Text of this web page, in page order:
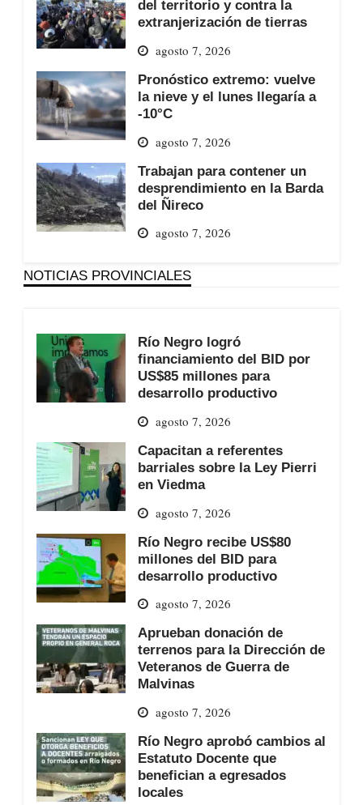
del territorio y contra la
extranjerización de tierras
agosto 7, 2026
Pronóstico extremo: vuelve
la nieve y el lunes llegaría a
-10°C
agosto 7, 2026
Trabajan para contener un
desprendimiento en la Barda
del Ñireco
agosto 7, 2026
NOTICIAS PROVINCIALES
Río Negro logró
financiamiento del BID por
US$85 millones para
desarrollo productivo
agosto 7, 2026
Capacitan a referentes
barriales sobre la Ley Pierri
en Viedma
agosto 7, 2026
Río Negro recibe US$80
millones del BID para
desarrollo productivo
agosto 7, 2026
Aprueban donación de
terrenos para la Dirección de
Veteranos de Guerra de
Malvinas
agosto 7, 2026
Río Negro aprobó cambios al
Estatuto Docente que
benefician a egresados
locales